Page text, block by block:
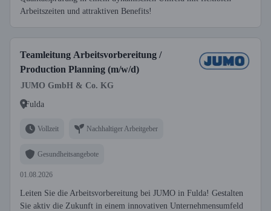
Arbeitszeiten und attraktiven Benefits!
Teamleitung Arbeitsvorbereitung /
Production Planning (m/w/d)
JUMO GmbH & Co. KG
Fulda
Vollzeit Nachhaltiger Arbeitgeber
Gesundheitsangebote
01.08.2026
Leiten Sie die Arbeitsvorbereitung bei JUMO in Fulda! Gestalten
Sie aktiv die Zukunft in einem innovativen Unternehmensumfeld